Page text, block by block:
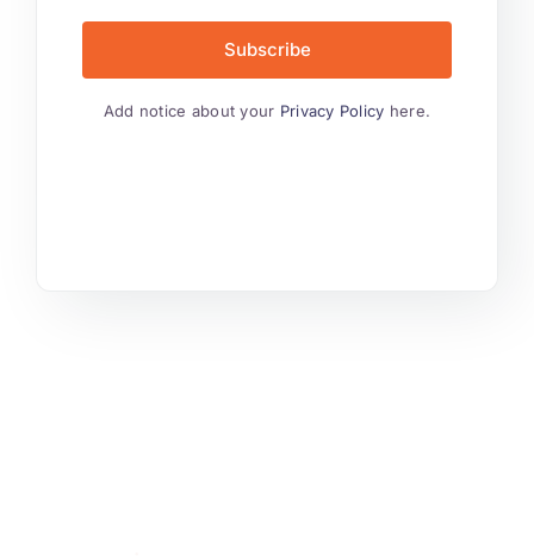
Subscribe
Add notice about your Privacy Policy here.